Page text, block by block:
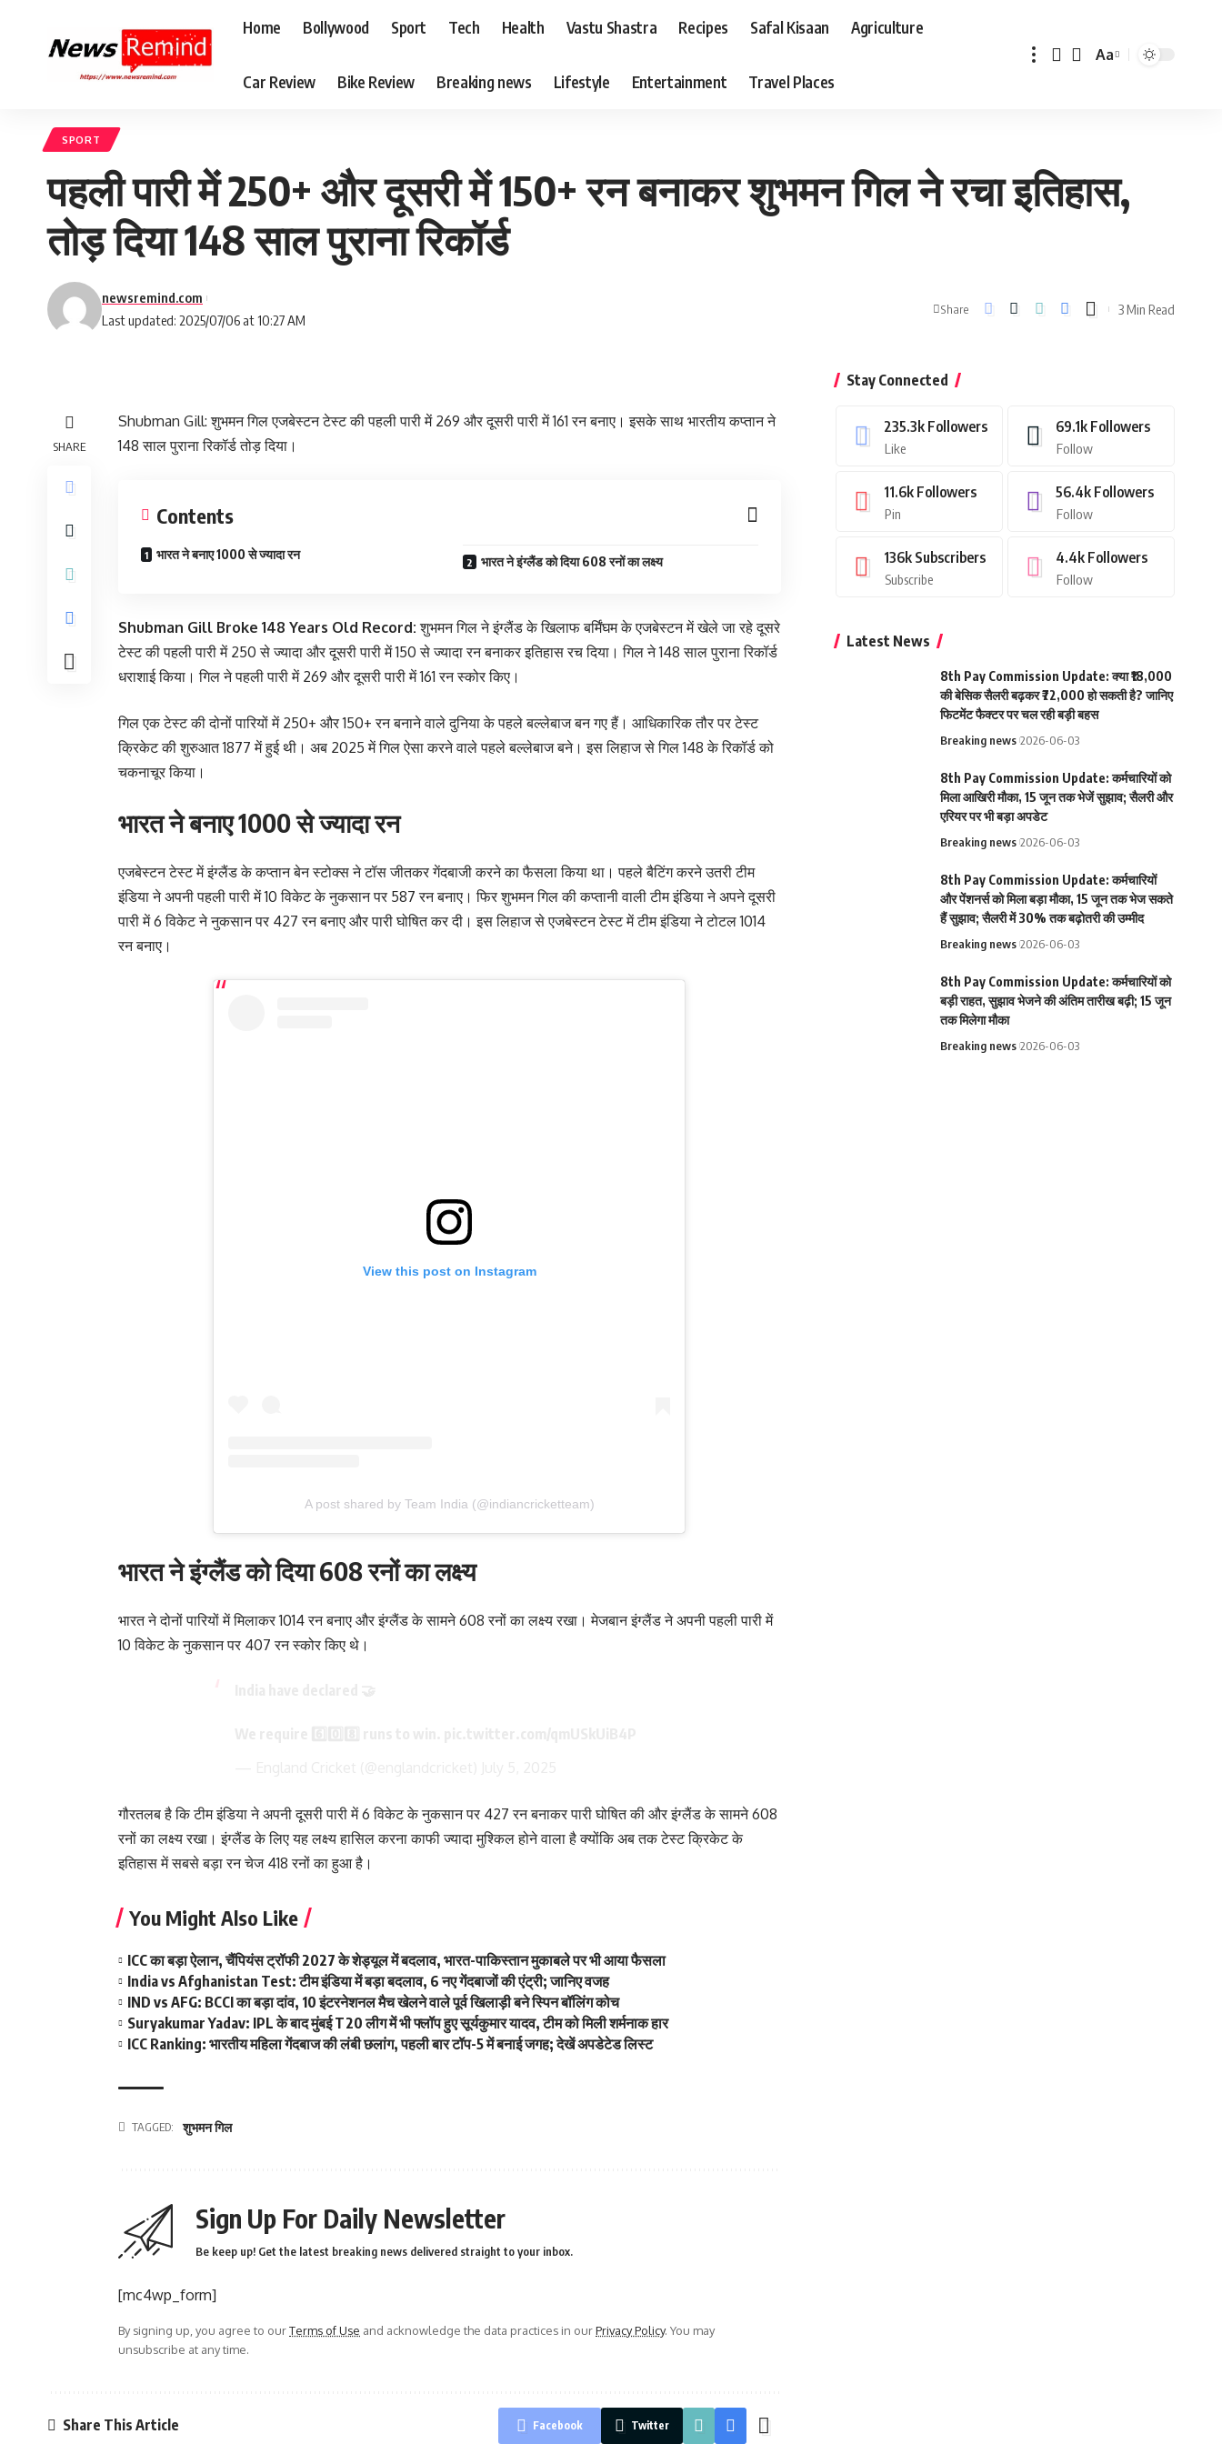
Home Bollywood Sport Tech Health Vastu Shastra Recipes Safal Kisaan Agriculture
Car Review Bike Review Breaking news Lifestyle Entertainment Travel Places
Font
Aa
SPORT
पहली पारी में 250+ और दूसरी में 150+ रन बनाकर शुभमन गिल ने रचा इतिहास,
तोड़ दिया 148 साल पुराना रिकॉर्ड
Last updated: 2025/07/06 at 10:27 AM
newsremind.com
Share 3 Min Read
SHARE
Shubman Gill: शुभमन गिल एजबेस्टन टेस्ट की पहली पारी में 269 और दूसरी पारी में 161 रन बनाए। इसके साथ भारतीय कप्तान ने
148 साल पुराना रिकॉर्ड तोड़ दिया।
Contents
भारत ने बनाए 1000 से ज्यादा रन भारत ने इंग्लैंड को दिया 608 रनों का लक्ष्य
Shubman Gill Broke 148 Years Old Record: शुभमन गिल ने इंग्लैंड के खिलाफ बर्मिंघम के एजबेस्टन में खेले जा रहे दूसरे
टेस्ट की पहली पारी में 250 से ज्यादा और दूसरी पारी में 150 से ज्यादा रन बनाकर इतिहास रच दिया। गिल ने 148 साल पुराना रिकॉर्ड
धराशाई किया। गिल ने पहली पारी में 269 और दूसरी पारी में 161 रन स्कोर किए।
गिल एक टेस्ट की दोनों पारियों में 250+ और 150+ रन बनाने वाले दुनिया के पहले बल्लेबाज बन गए हैं। आधिकारिक तौर पर टेस्ट
क्रिकेट की शुरुआत 1877 में हुई थी। अब 2025 में गिल ऐसा करने वाले पहले बल्लेबाज बने। इस लिहाज से गिल 148 के रिकॉर्ड को
चकनाचूर किया।
भारत ने बनाए 1000 से ज्यादा रन
एजबेस्टन टेस्ट में इंग्लैंड के कप्तान बेन स्टोक्स ने टॉस जीतकर गेंदबाजी करने का फैसला किया था। पहले बैटिंग करने उतरी टीम
इंडिया ने अपनी पहली पारी में 10 विकेट के नुकसान पर 587 रन बनाए। फिर शुभमन गिल की कप्तानी वाली टीम इंडिया ने अपने दूसरी
पारी में 6 विकेट ने नुकसान पर 427 रन बनाए और पारी घोषित कर दी। इस लिहाज से एजबेस्टन टेस्ट में टीम इंडिया ने टोटल 1014
रन बनाए।
View this post on Instagram
A post shared by Team India (@indiancricketteam)
भारत ने इंग्लैंड को दिया 608 रनों का लक्ष्य
भारत ने दोनों पारियों में मिलाकर 1014 रन बनाए और इंग्लैंड के सामने 608 रनों का लक्ष्य रखा। मेजबान इंग्लैंड ने अपनी पहली पारी में
10 विकेट के नुकसान पर 407 रन स्कोर किए थे।
गौरतलब है कि टीम इंडिया ने अपनी दूसरी पारी में 6 विकेट के नुकसान पर 427 रन बनाकर पारी घोषित की और इंग्लैंड के सामने 608
रनों का लक्ष्य रखा। इंग्लैंड के लिए यह लक्ष्य हासिल करना काफी ज्यादा मुश्किल होने वाला है क्योंकि अब तक टेस्ट क्रिकेट के
इतिहास में सबसे बड़ा रन चेज 418 रनों का हुआ है।
You Might Also Like
ICC का बड़ा ऐलान, चैंपियंस ट्रॉफी 2027 के शेड्यूल में बदलाव, भारत-पाकिस्तान मुकाबले पर भी आया फैसला
India vs Afghanistan Test: टीम इंडिया में बड़ा बदलाव, 6 नए गेंदबाजों की एंट्री; जानिए वजह
IND vs AFG: BCCI का बड़ा दांव, 10 इंटरनेशनल मैच खेलने वाले पूर्व खिलाड़ी बने स्पिन बॉलिंग कोच
Suryakumar Yadav: IPL के बाद मुंबई T20 लीग में भी फ्लॉप हुए सूर्यकुमार यादव, टीम को मिली शर्मनाक हार
ICC Ranking: भारतीय महिला गेंदबाज की लंबी छलांग, पहली बार टॉप-5 में बनाई जगह; देखें अपडेटेड लिस्ट
TAGGED: शुभमन गिल
Sign Up For Daily Newsletter
Be keep up! Get the latest breaking news delivered straight to your inbox.
[mc4wp_form]
By signing up, you agree to ourTerms of Use and acknowledge the data practices in ourPrivacy Policy. You may
unsubscribe at any time.
Share This Article Facebook Twitter
Stay Connected
235.3k Followers
Like
69.1k Followers
Follow
11.6k Followers
Pin
56.4k Followers
Follow
136k Subscribers
Subscribe
4.4k Followers
Follow
Latest News
8th Pay Commission Update: क्या ₹18,000
की बेसिक सैलरी बढ़कर ₹72,000 हो सकती है? जानिए
फिटमेंट फैक्टर पर चल रही बड़ी बहस
Breaking news 2026-06-03
8th Pay Commission Update: कर्मचारियों को
मिला आखिरी मौका, 15 जून तक भेजें सुझाव; सैलरी और
एरियर पर भी बड़ा अपडेट
Breaking news 2026-06-03
8th Pay Commission Update: कर्मचारियों
और पेंशनर्स को मिला बड़ा मौका, 15 जून तक भेज सकते
हैं सुझाव; सैलरी में 30% तक बढ़ोतरी की उम्मीद
Breaking news 2026-06-03
8th Pay Commission Update: कर्मचारियों को
बड़ी राहत, सुझाव भेजने की अंतिम तारीख बढ़ी; 15 जून
तक मिलेगा मौका
Breaking news 2026-06-03